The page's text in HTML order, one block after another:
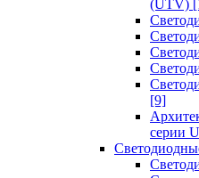
(UTV)
[9]
серии